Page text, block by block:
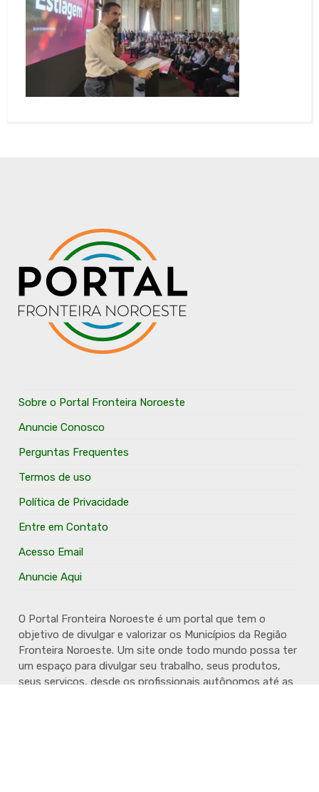
Sobre o Portal Fronteira Noroeste
Anuncie Conosco
Perguntas Frequentes
Termos de uso
Política de Privacidade
Entre em Contato
Acesso Email
Anuncie Aqui
O Portal Fronteira Noroeste é um portal que tem o
objetivo de divulgar e valorizar os Municípios da Região
Fronteira Noroeste. Um site onde todo mundo possa ter
um espaço para divulgar seu trabalho, seus produtos,
seus serviços, desde os profissionais autônomos até as